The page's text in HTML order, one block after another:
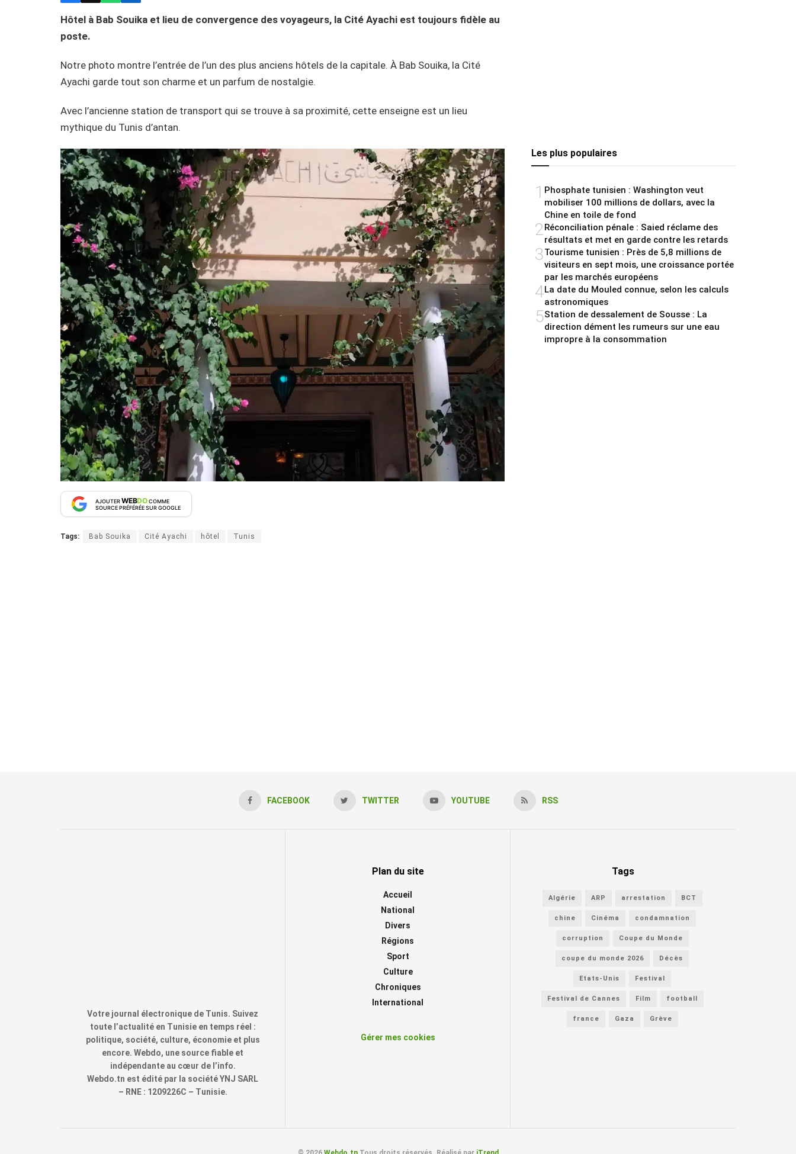
Hôtel à Bab Souika et lieu de convergence des voyageurs, la Cité Ayachi est toujours fidèle au
poste.
Notre photo montre l’entrée de l’un des plus anciens hôtels de la capitale. À Bab Souika, la Cité
Ayachi garde tout son charme et un parfum de nostalgie.
Avec l’ancienne station de transport qui se trouve à sa proximité, cette enseigne est un lieu
mythique du Tunis d’antan.
AJOUTERWEBDOCOMME
SOURCE PRÉFÉRÉE SUR GOOGLE
Tags: Bab Souika Cité Ayachi hôtel Tunis
Les plus populaires
1 Phosphate tunisien : Washington veut
mobiliser 100 millions de dollars, avec la
Chine en toile de fond
2Réconciliation pénale : Saied réclame des
résultats et met en garde contre les retards
3Tourisme tunisien : Près de 5,8 millions de
visiteurs en sept mois, une croissance portée
par les marchés européens
4La date du Mouled connue, selon les calculs
astronomiques
5Station de dessalement de Sousse : La
direction dément les rumeurs sur une eau
impropre à la consommation
FACEBOOK TWITTER YOUTUBE RSS
Votre journal électronique de Tunis. Suivez
toute l’actualité en Tunisie en temps réel :
politique, société, culture, économie et plus
encore. Webdo, une source fiable et
indépendante au cœur de l’info.
Webdo.tn est édité par la société YNJ SARL
– RNE : 1209226C – Tunisie.
Plan du site
Accueil
National
Divers
Régions
Sport
Culture
Chroniques
International
Gérer mes cookies
Tags
Algérie ARP arrestation BCT
chine Cinéma condamnation
corruption Coupe du Monde
coupe du monde 2026 Décès
Etats-Unis Festival
Festival de Cannes Film football
france Gaza Grève